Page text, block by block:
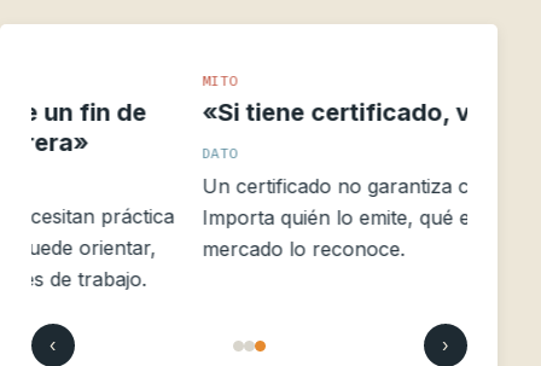
«Si tiene certificado, vale la pena»
DATO
Un certificado no garantiza calidad ni empleo.
Importa quién lo emite, qué evalúa y si el
mercado lo reconoce.
‹ ›